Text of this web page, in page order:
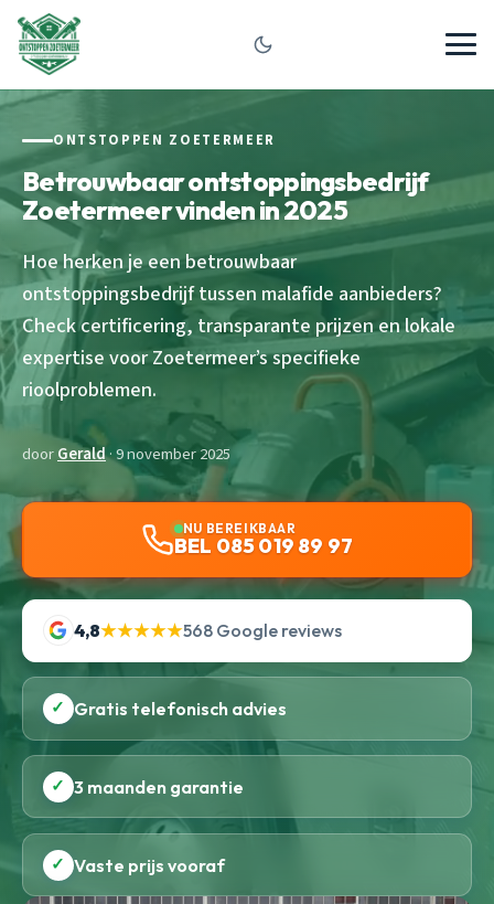
ONTSTOPPEN ZOETERMEER
Betrouwbaar ontstoppingsbedrijf
Zoetermeer vinden in 2025
Hoe herken je een betrouwbaar
ontstoppingsbedrijf tussen malafide aanbieders?
Check certificering, transparante prijzen en lokale
expertise voor Zoetermeer’s specifieke
rioolproblemen.
doorGerald· 9 november 2025
NU BEREIKBAAR
BEL 085 019 89 97
4,8★★★★★568 Google reviews
✓ Gratis telefonisch advies
✓ 3 maanden garantie
✓ Vaste prijs vooraf